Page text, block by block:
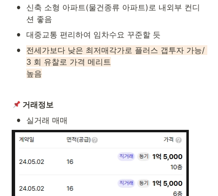
•
신축 소형 아파트(물건종류 아파트)로 내외부 컨디
션 좋음
• 대중교통 편리하여 임차수요 꾸준할 듯
•
전세가보다 낮은 최저매각가로 플러스 갭투자 가능/
3 회 유찰로 가격 메리트
높음
거래정보
• 실거래 매매